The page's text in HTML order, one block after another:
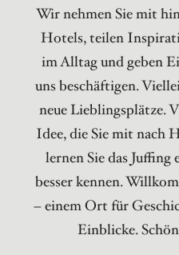
Wir nehmen Sie mit
Hotels, teilen
im Alltag und geben
uns beschäftigen.
neue Lieblingsplätze.
Idee, die Sie mit nach
lernen Sie das
besser kennen.
– einem Ort für
Einblicke.